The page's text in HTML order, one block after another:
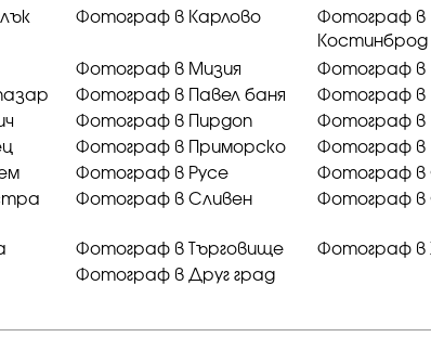
Фотограф в Карлово
Фотограф в
Костинброд
Фотограф в Мизия
Фотограф
Фотограф в Павел баня
Фотограф в
Фотограф в Пирдоп
Фотограф в
Фотограф в Приморско
Фотограф в
Фотограф в Русе
Фотограф в
Фотограф в Сливен Фотограф в
Фотограф в Търговище
Фотограф в
Фотограф в Друг град